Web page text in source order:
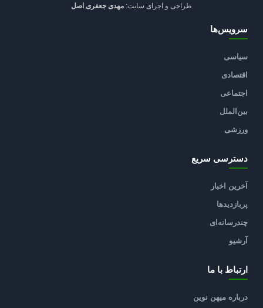
طراحی و اجرای سایت: مهدی جعفری اصل
سرویس‌ها
سیاسی
اقتصادی
اجتماعی
بین‌الملل
ورزشی
دسترسی سریع
آخرین اخبار
پربازدیدها
چندرسانه‌ای
آرشیو
ارتباط با ما
درباره میهن نوین